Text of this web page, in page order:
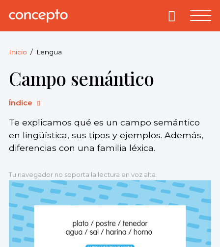
Concepto.
derechos
reservados.
Primary
Inicio Lengua
Campo semántico
Índice
Te explicamos qué es un campo semántico
en lingüística, sus tipos y ejemplos. Además,
diferencias con una familia léxica.
Tu navegador no soporta la lectura en voz alta.